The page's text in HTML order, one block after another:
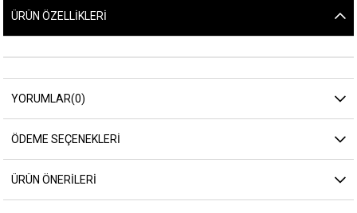
ÜRÜN ÖZELLIKLERI
YORUMLAR(0)
ÖDEME SEÇENEKLERI
ÜRÜN ÖNERILERI